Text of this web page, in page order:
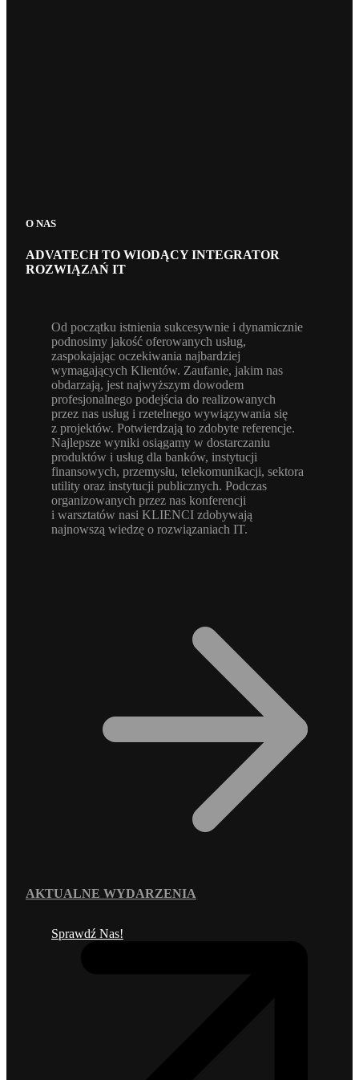
O NAS
ADVATECH TO WIODĄCY INTEGRATOR
ROZWIĄZAŃ IT
Od początku istnienia sukcesywnie i dynamicznie
podnosimy jakość oferowanych usług,
zaspokajając oczekiwania najbardziej
wymagających Klientów. Zaufanie, jakim nas
obdarzają, jest najwyższym dowodem
profesjonalnego podejścia do realizowanych
przez nas usług i rzetelnego wywiązywania się
z projektów. Potwierdzają to zdobyte referencje.
Najlepsze wyniki osiągamy w dostarczaniu
produktów i usług dla banków, instytucji
finansowych, przemysłu, telekomunikacji, sektora
utility oraz instytucji publicznych. Podczas
organizowanych przez nas konferencji
i warsztatów nasi KLIENCI zdobywają
najnowszą wiedzę o rozwiązaniach IT.
AKTUALNE WYDARZENIA
Sprawdź Nas!